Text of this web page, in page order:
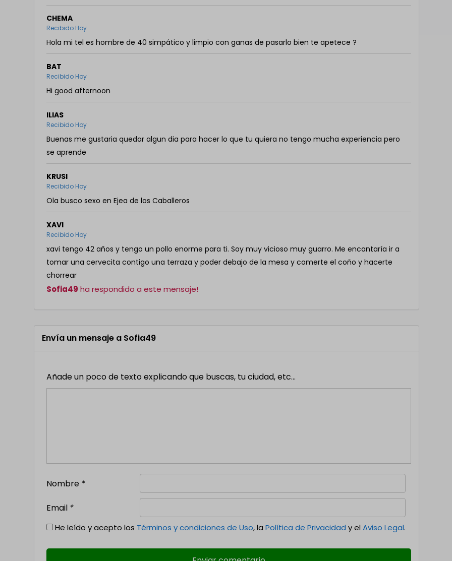
CHEMA
Recibido Hoy
Hola mi tel es hombre de 40 simpático y limpio con ganas de pasarlo bien te apetece ?
BAT
Recibido Hoy
Hi good afternoon
ILIAS
Recibido Hoy
Buenas me gustaria quedar algun dia para hacer lo que tu quiera no tengo mucha experiencia pero
se aprende
KRUSI
Recibido Hoy
Ola busco sexo en Ejea de los Caballeros
XAVI
Recibido Hoy
xavi tengo 42 años y tengo un pollo enorme para ti. Soy muy vicioso muy guarro. Me encantaría ir a
tomar una cervecita contigo una terraza y poder debajo de la mesa y comerte el coño y hacerte
chorrear
Sofia49 ha respondido a este mensaje!
Envía un mensaje a Sofia49
Añade un poco de texto explicando que buscas, tu ciudad, etc...
Nombre *
Email *
He leído y acepto los Términos y condiciones de Uso, laPolítica de Privacidad y elAviso Legal.